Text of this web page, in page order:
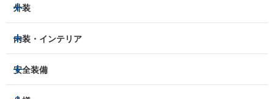
外装
ヘッドライト
アルミホイール：-
内装・インテリア
3列シート
ベンチシート
パワーシート
安全装備
トラクションコントロール